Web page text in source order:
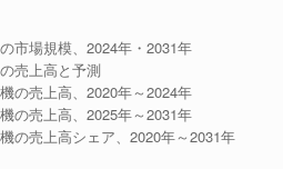
市場規模、2024年・2031年
売上高と予測
売上高、2020年～2024年
売上高、2025年～2031年
売上高シェア、2020年～2031年